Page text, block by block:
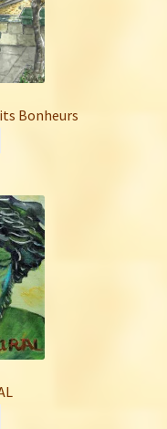
Bonheurs